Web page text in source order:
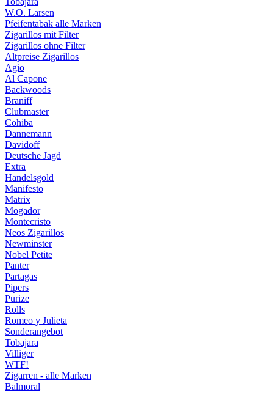
W.O. Larsen
Pfeifentabak alle Marken
Zigarillos mit Filter
Zigarillos ohne Filter
Altpreise Zigarillos
Agio
Al Capone
Backwoods
Braniff
Clubmaster
Cohiba
Dannemann
Davidoff
Deutsche Jagd
Extra
Handelsgold
Manifesto
Matrix
Mogador
Montecristo
Neos Zigarillos
Newminster
Nobel Petite
Panter
Partagas
Pipers
Purize
Rolls
Romeo y Julieta
Sonderangebot
Tobajara
Villiger
WTF!
Zigarren - alle Marken
Balmoral